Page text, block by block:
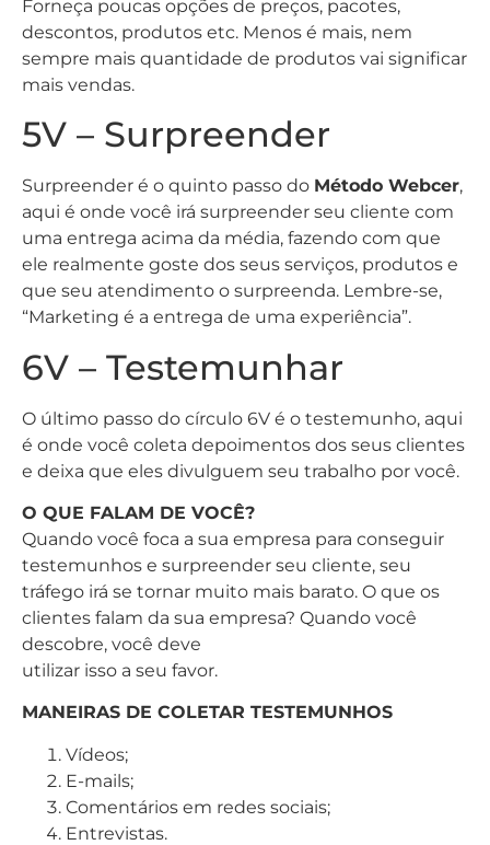
Forneça poucas opções de preços, pacotes,
descontos, produtos etc. Menos é mais, nem
sempre mais quantidade de produtos vai significar
mais vendas.
5V – Surpreender
Surpreender é o quinto passo do Método Webcer,
aqui é onde você irá surpreender seu cliente com
uma entrega acima da média, fazendo com que
ele realmente goste dos seus serviços, produtos e
que seu atendimento o surpreenda. Lembre-se,
“Marketing é a entrega de uma experiência”.
6V – Testemunhar
O último passo do círculo 6V é o testemunho, aqui
é onde você coleta depoimentos dos seus clientes
e deixa que eles divulguem seu trabalho por você.
O QUE FALAM DE VOCÊ?
Quando você foca a sua empresa para conseguir
testemunhos e surpreender seu cliente, seu
tráfego irá se tornar muito mais barato. O que os
clientes falam da sua empresa? Quando você
descobre, você deve
utilizar isso a seu favor.
MANEIRAS DE COLETAR TESTEMUNHOS
Vídeos;
E-mails;
Comentários em redes sociais;
Entrevistas.